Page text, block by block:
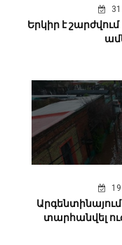
Երկիր է
տարհանվել